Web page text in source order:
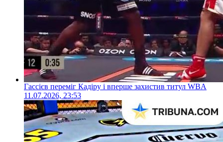
Гассієв переміг Кадіру і вперше захистив титул WBA
11.07.2026, 23:53